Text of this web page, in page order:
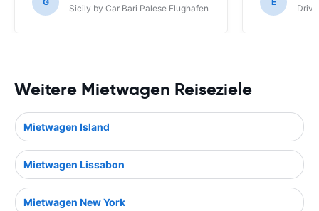
Sicily by Car Bari Palese Flughafen
Weitere Mietwagen Reiseziele
Mietwagen Island
Mietwagen Lissabon
Mietwagen New York